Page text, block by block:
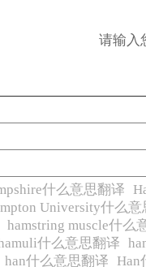
请输入
什么意思翻译
University什么意
hamstring muscle什么
什么意思翻译
han什么意思翻译 Han